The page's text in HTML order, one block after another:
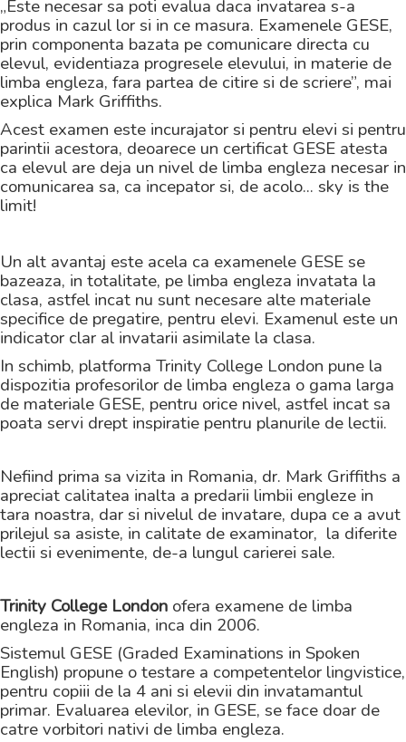
„Este necesar sa poti evalua daca invatarea s-a
produs in cazul lor si in ce masura. Examenele GESE,
prin componenta bazata pe comunicare directa cu
elevul, evidentiaza progresele elevului, in materie de
limba engleza, fara partea de citire si de scriere”, mai
explica Mark Griffiths.
Acest examen este incurajator si pentru elevi si pentru
parintii acestora, deoarece un certificat GESE atesta
ca elevul are deja un nivel de limba engleza necesar in
comunicarea sa, ca incepator si, de acolo... sky is the
limit!
Un alt avantaj este acela ca examenele GESE se
bazeaza, in totalitate, pe limba engleza invatata la
clasa, astfel incat nu sunt necesare alte materiale
specifice de pregatire, pentru elevi. Examenul este un
indicator clar al invatarii asimilate la clasa.
In schimb, platforma Trinity College London pune la
dispozitia profesorilor de limba engleza o gama larga
de materiale GESE, pentru orice nivel, astfel incat sa
poata servi drept inspiratie pentru planurile de lectii.
Nefiind prima sa vizita in Romania, dr. Mark Griffiths a
apreciat calitatea inalta a predarii limbii engleze in
tara noastra, dar si nivelul de invatare, dupa ce a avut
prilejul sa asiste, in calitate de examinator, la diferite
lectii si evenimente, de-a lungul carierei sale.
Trinity College London ofera examene de limba
engleza in Romania, inca din 2006.
Sistemul GESE (Graded Examinations in Spoken
English) propune o testare a competentelor lingvistice,
pentru copiii de la 4 ani si elevii din invatamantul
primar. Evaluarea elevilor, in GESE, se face doar de
catre vorbitori nativi de limba engleza.